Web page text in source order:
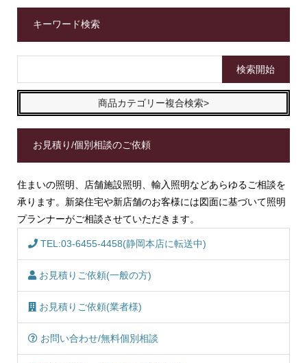
キーワード検索
商品カテゴリー複合検索>
お見積り/個別相談のご依頼
住まいの照明、店舗施設照明、輸入照明などあらゆるご相談を
承ります。新築住宅や新店舗のお客様には図面に基づいて照明
プランナーがご相談させていただきます。
TEL:03-6455-4458(静岡本店に転送中)
お見積りご依頼(一般の方)
お見積りご依頼(業者様)
お問い合わせ/無料個別相談